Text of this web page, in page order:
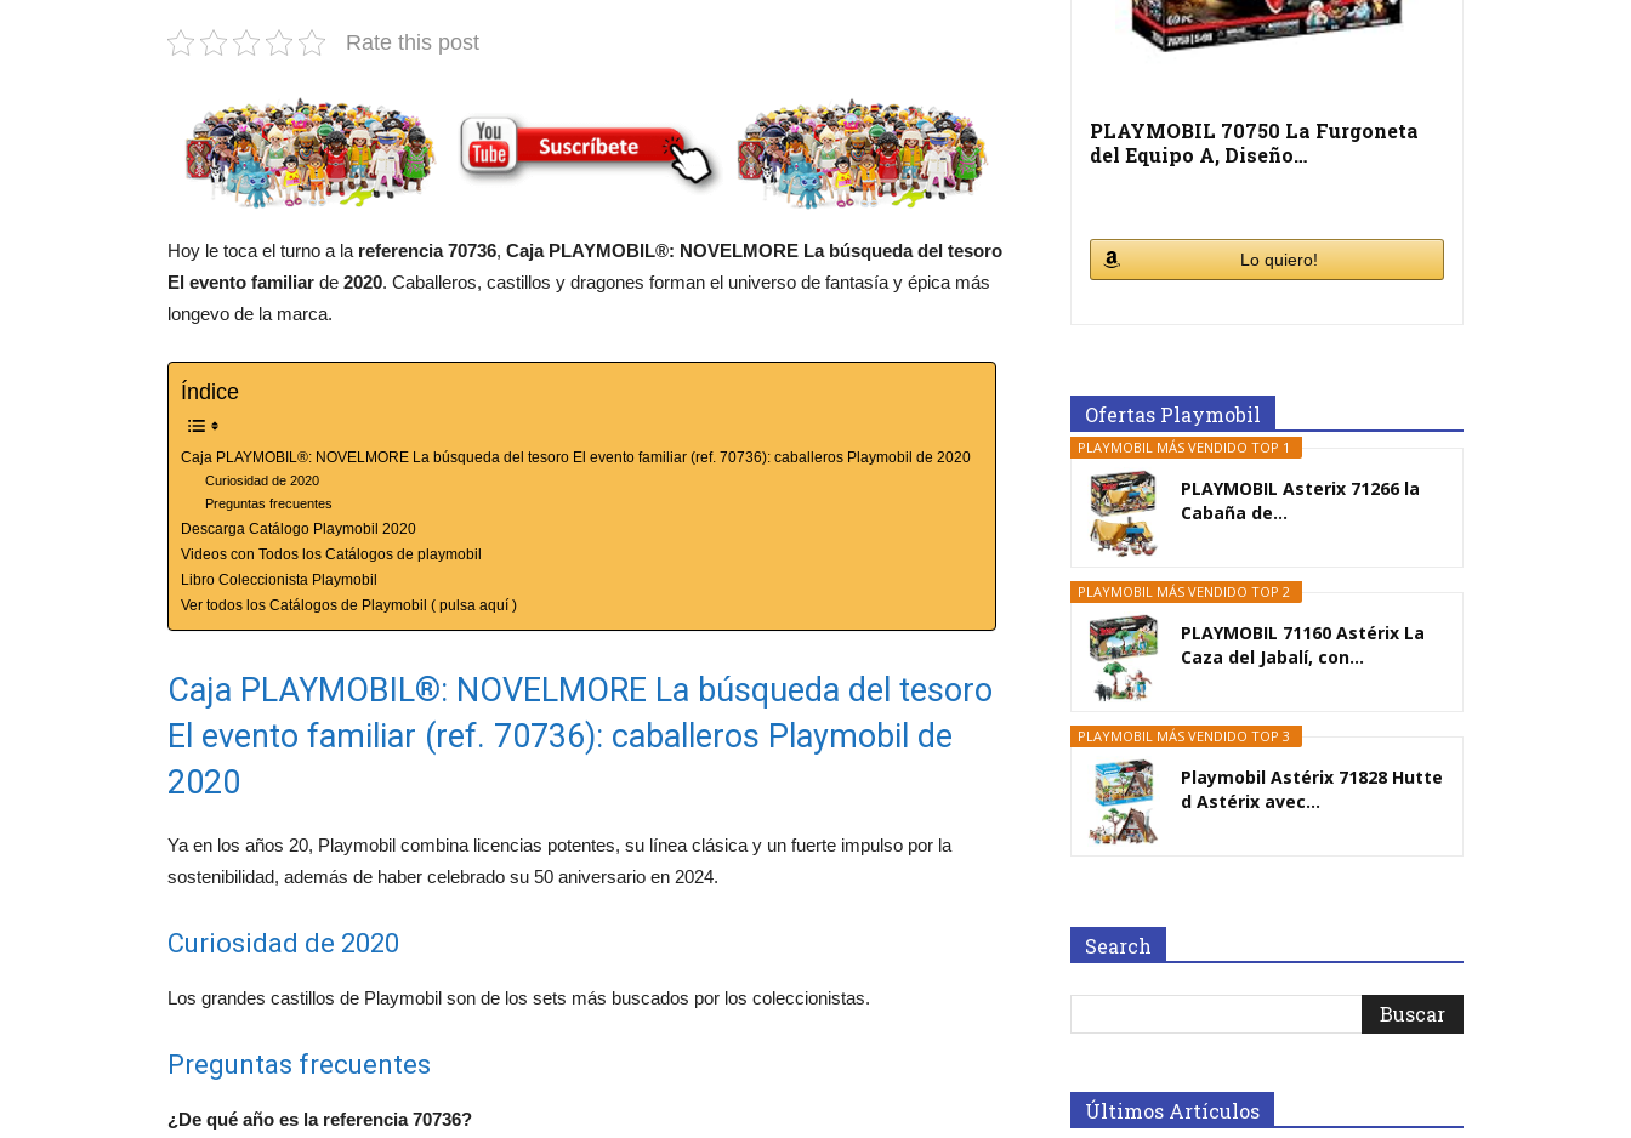
Rate this post
Hoy le toca el turno a la referencia 70736, Caja PLAYMOBIL®: NOVELMORE La búsqueda del tesoro
El evento familiar de 2020. Caballeros, castillos y dragones forman el universo de fantasía y épica más
longevo de la marca.
Índice
Caja PLAYMOBIL®: NOVELMORE La búsqueda del tesoro El evento familiar (ref. 70736): caballeros Playmobil de 2020
Curiosidad de 2020
Preguntas frecuentes
Descarga Catálogo Playmobil 2020
Videos con Todos los Catálogos de playmobil
Libro Coleccionista Playmobil
Ver todos los Catálogos de Playmobil ( pulsa aquí )
Caja PLAYMOBIL®: NOVELMORE La búsqueda del tesoro
El evento familiar (ref. 70736): caballeros Playmobil de
2020
Ya en los años 20, Playmobil combina licencias potentes, su línea clásica y un fuerte impulso por la
sostenibilidad, además de haber celebrado su 50 aniversario en 2024.
Curiosidad de 2020
Los grandes castillos de Playmobil son de los sets más buscados por los coleccionistas.
Preguntas frecuentes
¿De qué año es la referencia 70736?
PLAYMOBIL 70750 La Furgoneta
del Equipo A, Diseño…
Lo quiero!
Ofertas Playmobil
PLAYMOBIL MÁS VENDIDO TOP 1
PLAYMOBIL Asterix 71266 la
Cabaña de...
PLAYMOBIL MÁS VENDIDO TOP 2
PLAYMOBIL 71160 Astérix La
Caza del Jabalí, con...
PLAYMOBIL MÁS VENDIDO TOP 3
Playmobil Astérix 71828 Hutte
d Astérix avec...
Search
Últimos Artículos